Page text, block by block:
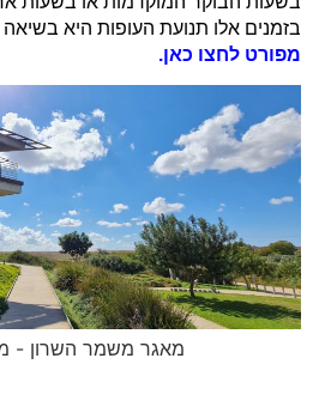
בזמנים אלו תנועת העופות היא
מפורט לחצו כאן.
מאגר משמר השרון -